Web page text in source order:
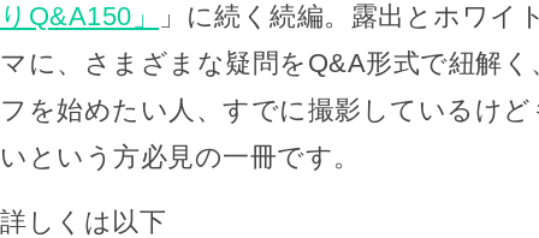
りQ&A150」
」に続く続編。露出とホワイ
マに、さまざまな疑問をQ&A形式で紐解
フを始めたい人、すでに撮影しているけ
いという方必見の一冊です。
詳しくは以下